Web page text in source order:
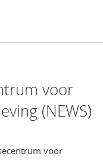
voor
(NEWS)
voor